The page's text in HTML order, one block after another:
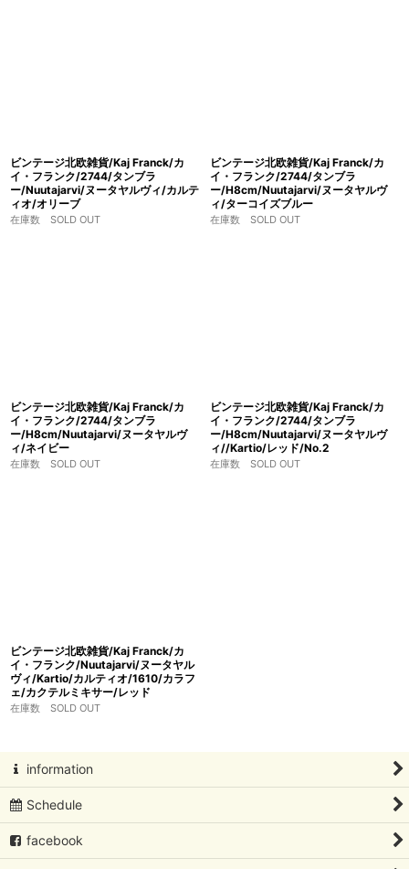
ビンテージ北欧雑貨/Kaj Franck/カ
イ・フランク/2744/タンブラ
ー/Nuutajarvi/ヌータヤルヴィ/カルテ
ィオ/オリーブ
在庫数 SOLD OUT
ビンテージ北欧雑貨/Kaj Franck/カ
イ・フランク/2744/タンブラ
ー/H8cm/Nuutajarvi/ヌータヤルヴ
ィ/ターコイズブルー
在庫数 SOLD OUT
ビンテージ北欧雑貨/Kaj Franck/カ
イ・フランク/2744/タンブラ
ー/H8cm/Nuutajarvi/ヌータヤルヴ
ィ/ネイビー
在庫数 SOLD OUT
ビンテージ北欧雑貨/Kaj Franck/カ
イ・フランク/2744/タンブラ
ー/H8cm/Nuutajarvi/ヌータヤルヴ
ィ//Kartio/レッド/No.2
在庫数 SOLD OUT
ビンテージ北欧雑貨/Kaj Franck/カ
イ・フランク/Nuutajarvi/ヌータヤル
ヴィ/Kartio/カルティオ/1610/カラフ
ェ/カクテルミキサー/レッド
在庫数 SOLD OUT
information
Schedule
facebook